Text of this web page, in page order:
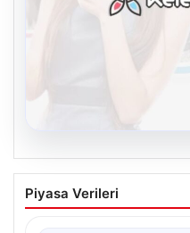
08.08.2026
Kelebek chat
İletişimin Güvenli
Piyasa Verileri